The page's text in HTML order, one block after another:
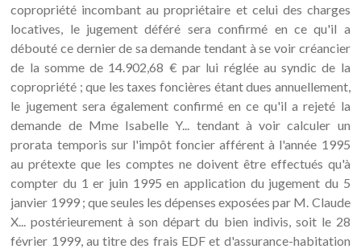
copropriété incombant au propriétaire et celui des charges
locatives, le jugement déféré sera confirmé en ce qu'il a
débouté ce dernier de sa demande tendant à se voir créancier
de la somme de 14.902,68 € par lui réglée au syndic de la
copropriété ; que les taxes foncières étant dues annuellement,
le jugement sera également confirmé en ce qu'il a rejeté la
demande de Mme Isabelle Y... tendant à voir calculer un
prorata temporis sur l'impôt foncier afférent à l'année 1995
au prétexte que les comptes ne doivent être effectués qu'à
compter du 1 er juin 1995 en application du jugement du 5
janvier 1999 ; que seules les dépenses exposées par M. Claude
X... postérieurement à son départ du bien indivis, soit le 28
février 1999, au titre des frais EDF et d'assurance-habitation